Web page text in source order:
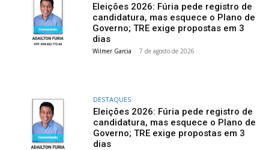
Eleições 2026: Fúria pede registro de
candidatura, mas esquece o Plano de
Governo; TRE exige propostas em 3
dias
Wilmer Garcia - 7 de agosto de 2026
DESTAQUES
Eleições 2026: Fúria pede registro de
candidatura, mas esquece o Plano de
Governo; TRE exige propostas em 3
dias